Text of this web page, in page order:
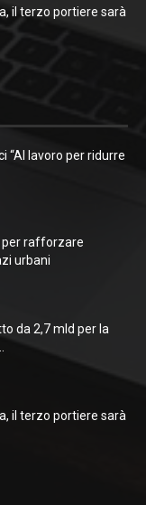
il terzo portiere sarà
“Al lavoro per ridurre
per rafforzare
urbani
da 2,7 mld per la
il terzo portiere sarà